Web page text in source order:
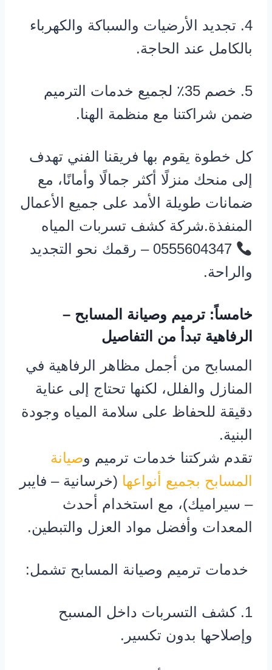
4. تجديد الأرضيات والسباكة والكهرباء
بالكامل عند الحاجة.
5. خصم 35٪ لجميع خدمات الترميم
ضمن شراكتنا مع منظمة الهنا.
كل خطوة يقوم بها فريقنا الفني تهدف
إلى منحك منزلًا أكثر جمالًا وأمانًا، مع
ضمانات طويلة الأمد على جميع الأعمال
المنفذة.شركة كشف تسربات المياه
0555604347 – رقمك نحو التجديد
والراحة.
خامساً: ترميم وصيانة المسابح –
الرفاهية تبدأ من التفاصيل
المسابح من أجمل مظاهر الرفاهية في
المنازل والفلل، لكنها تحتاج إلى عناية
دقيقة للحفاظ على سلامة المياه وجودة
البنية.
تقدم شركتنا خدمات ترميم وصيانة
المسابح بجميع أنواعها (خرسانية – فايبر
– سيراميك)، مع استخدام أحدث
المعدات وأفضل مواد العزل والتبطين.
خدمات ترميم وصيانة المسابح تشمل:
1. كشف التسربات داخل المسبح
وإصلاحها بدون تكسير.